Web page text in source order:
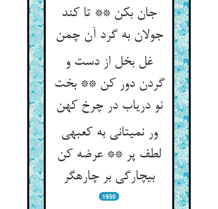
جان بکن ** تا کند
جولان به گرد آن چمن‏
غل بخل از دست و
گردن دور کن ** بخت
نو دریاب در چرخ کهن‏
ور نمی‏تانی به کعبه‏ی
لطف پر ** عرضه کن
بی‏چارگی بر چاره‏گر
1950